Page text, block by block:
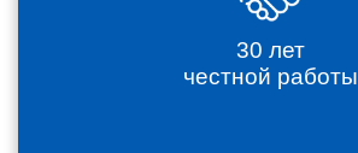
30 лет
честной работы